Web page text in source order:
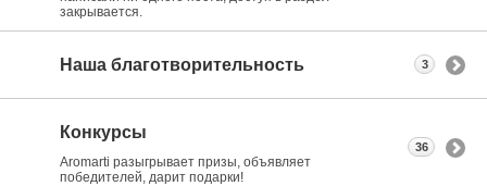
закрывается.
Наша благотворительность 3
Конкурсы
Aromarti разыгрывает призы, объявляет
победителей, дарит подарки!
36